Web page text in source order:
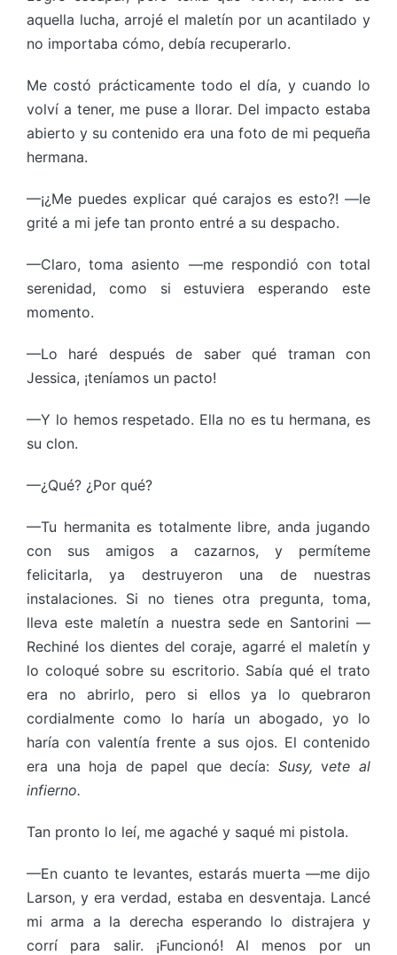
aquella lucha, arrojé el maletín por un acantilado y
no importaba cómo, debía recuperarlo.
Me costó prácticamente todo el día, y cuando lo
volví a tener, me puse a llorar. Del impacto estaba
abierto y su contenido era una foto de mi pequeña
hermana.
—¡¿Me puedes explicar qué carajos es esto?! —le
grité a mi jefe tan pronto entré a su despacho.
—Claro, toma asiento —me respondió con total
serenidad, como si estuviera esperando este
momento.
—Lo haré después de saber qué traman con
Jessica, ¡teníamos un pacto!
—Y lo hemos respetado. Ella no es tu hermana, es
su clon.
—¿Qué? ¿Por qué?
—Tu hermanita es totalmente libre, anda jugando
con sus amigos a cazarnos, y permíteme
felicitarla, ya destruyeron una de nuestras
instalaciones. Si no tienes otra pregunta, toma,
lleva este maletín a nuestra sede en Santorini —
Rechiné los dientes del coraje, agarré el maletín y
lo coloqué sobre su escritorio. Sabía qué el trato
era no abrirlo, pero si ellos ya lo quebraron
cordialmente como lo haría un abogado, yo lo
haría con valentía frente a sus ojos. El contenido
era una hoja de papel que decía: Susy,vete al
infierno.
Tan pronto lo leí, me agaché y saqué mi pistola.
—En cuanto te levantes, estarás muerta —me dijo
Larson, y era verdad, estaba en desventaja. Lancé
mi arma a la derecha esperando lo distrajera y
corrí para salir. ¡Funcionó! Al menos por un